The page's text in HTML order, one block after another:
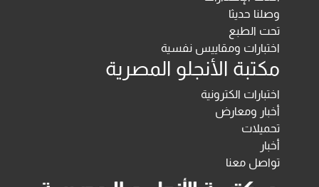
وصلنا حديثا
تحت الطبع
اختبارات ومقاييس نفسية
مكتبة الأنجلو المصرية
اختبارات الكترونية
أخبار ومعارض
تحميلات
أخبار
تواصل معنا